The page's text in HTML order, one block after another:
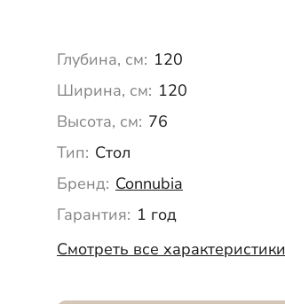
Глубина, см: 120
Ширина, см: 120
Высота, см: 76
Тип: Стол
Бренд: Connubia
Гарантия: 1 год
Смотреть все характеристики